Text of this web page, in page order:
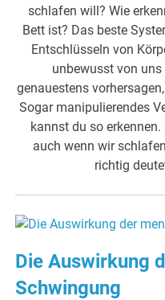
schlafen will? Wie
Bett ist? Das beste
Entschlüsseln von
unbewusst von uns
genauestens
Sogar manipulierendes
kannst du so erkennen.
auch wenn wir
richtig
Die Auswirkung
Schwingung